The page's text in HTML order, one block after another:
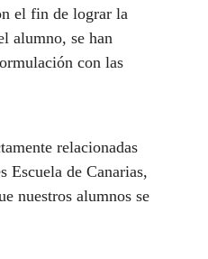
el fin de lograr la
alumno, se han
con las
relacionadas
Escuela de Canarias,
nuestros alumnos se